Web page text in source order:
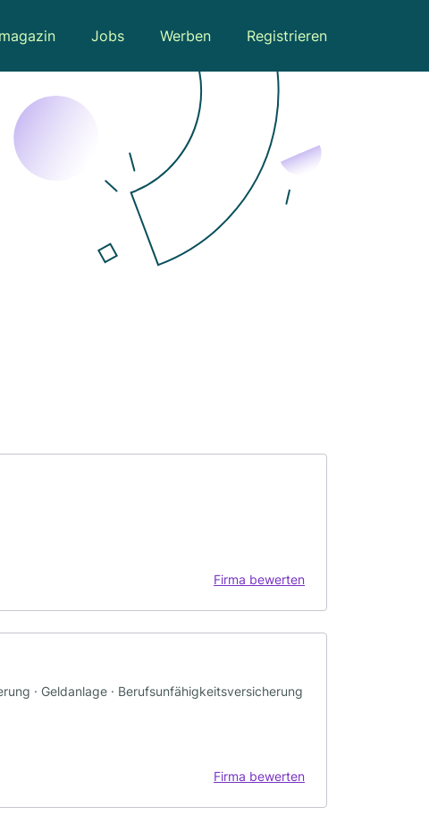
Jobs Werben Registrieren
Firma bewerten
· Geldanlage · Berufsunfähigkeitsversicherung
Firma bewerten